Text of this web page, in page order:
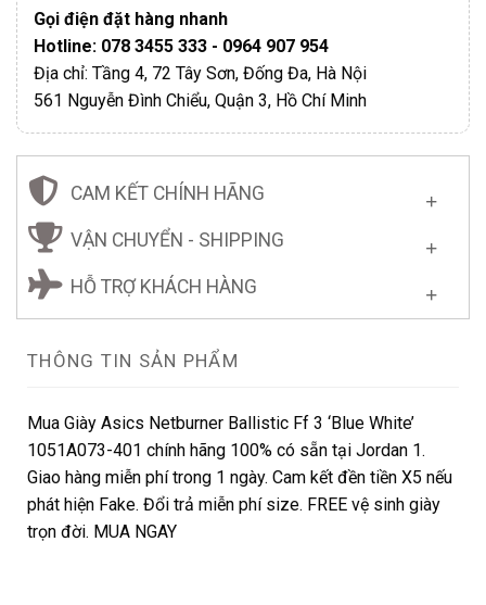
Gọi điện đặt hàng nhanh
Hotline: 078 3455 333 - 0964 907 954
Địa chỉ: Tầng 4, 72 Tây Sơn, Đống Đa, Hà Nội
561 Nguyễn Đình Chiểu, Quận 3, Hồ Chí Minh
CAM KẾT CHÍNH HÃNG
VẬN CHUYỂN - SHIPPING
HỖ TRỢ KHÁCH HÀNG
THÔNG TIN SẢN PHẨM
Mua Giày Asics Netburner Ballistic Ff 3 ‘Blue White’
1051A073-401 chính hãng 100% có sẵn tại Jordan 1.
Giao hàng miễn phí trong 1 ngày. Cam kết đền tiền X5 nếu
phát hiện Fake. Đổi trả miễn phí size. FREE vệ sinh giày
trọn đời. MUA NGAY